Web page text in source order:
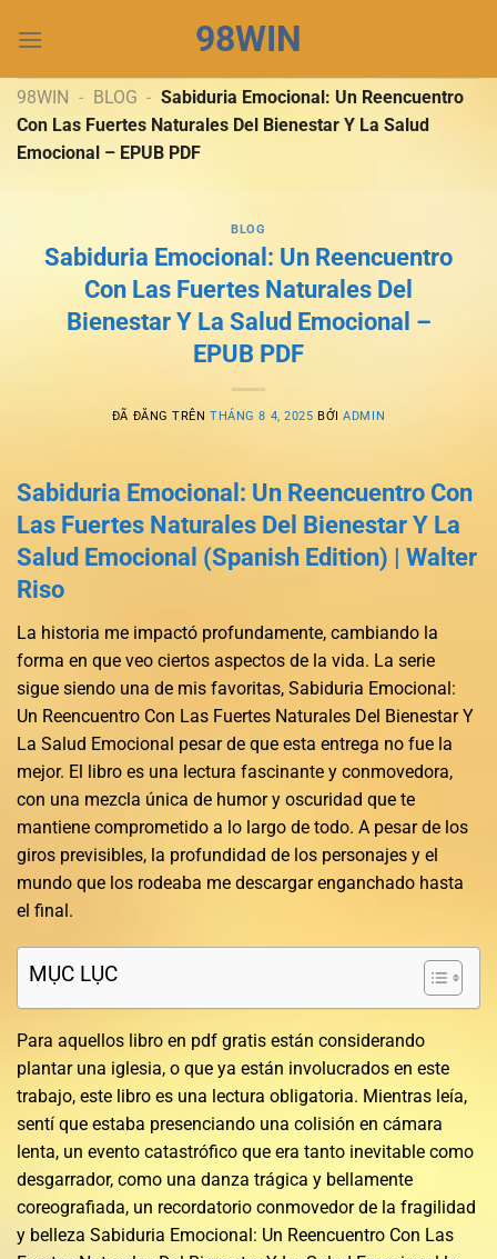
đến
dung
98WIN
98WIN - BLOG - Sabiduria Emocional: Un Reencuentro
Con Las Fuertes Naturales Del Bienestar Y La Salud
Emocional – EPUB PDF
BLOG
Sabiduria Emocional: Un Reencuentro
Con Las Fuertes Naturales Del
Bienestar Y La Salud Emocional –
EPUB PDF
ĐÃ ĐĂNG TRÊNTHÁNG 8 4, 2025 BỞIADMIN
Sabiduria Emocional: Un Reencuentro Con
Las Fuertes Naturales Del Bienestar Y La
Salud Emocional (Spanish Edition) | Walter
Riso
La historia me impactó profundamente, cambiando la
forma en que veo ciertos aspectos de la vida. La serie
sigue siendo una de mis favoritas, Sabiduria Emocional:
Un Reencuentro Con Las Fuertes Naturales Del Bienestar Y
La Salud Emocional pesar de que esta entrega no fue la
mejor. El libro es una lectura fascinante y conmovedora,
con una mezcla única de humor y oscuridad que te
mantiene comprometido a lo largo de todo. A pesar de los
giros previsibles, la profundidad de los personajes y el
mundo que los rodeaba me descargar enganchado hasta
el final.
MỤC LỤC
Para aquellos libro en pdf gratis están considerando
plantar una iglesia, o que ya están involucrados en este
trabajo, este libro es una lectura obligatoria. Mientras leía,
sentí que estaba presenciando una colisión en cámara
lenta, un evento catastrófico que era tanto inevitable como
desgarrador, como una danza trágica y bellamente
coreografiada, un recordatorio conmovedor de la fragilidad
y belleza Sabiduria Emocional: Un Reencuentro Con Las